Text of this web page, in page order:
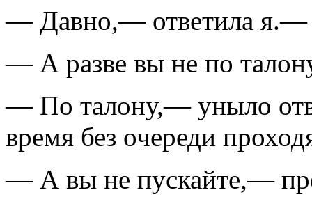
— Давно,— ответила я.—
— А разве вы не по
— По талону,— уныло
время без очереди
— А вы не пускайте,—